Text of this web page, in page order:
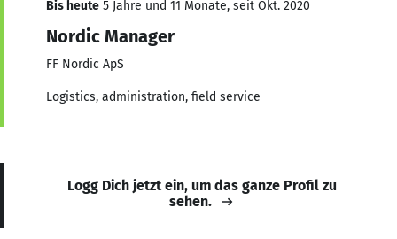
Bis heute 5 Jahre und 11 Monate, seit Okt. 2020
Nordic Manager
FF Nordic ApS
Logistics, administration, field service
Logg Dich jetzt ein, um das ganze Profil zu
sehen.